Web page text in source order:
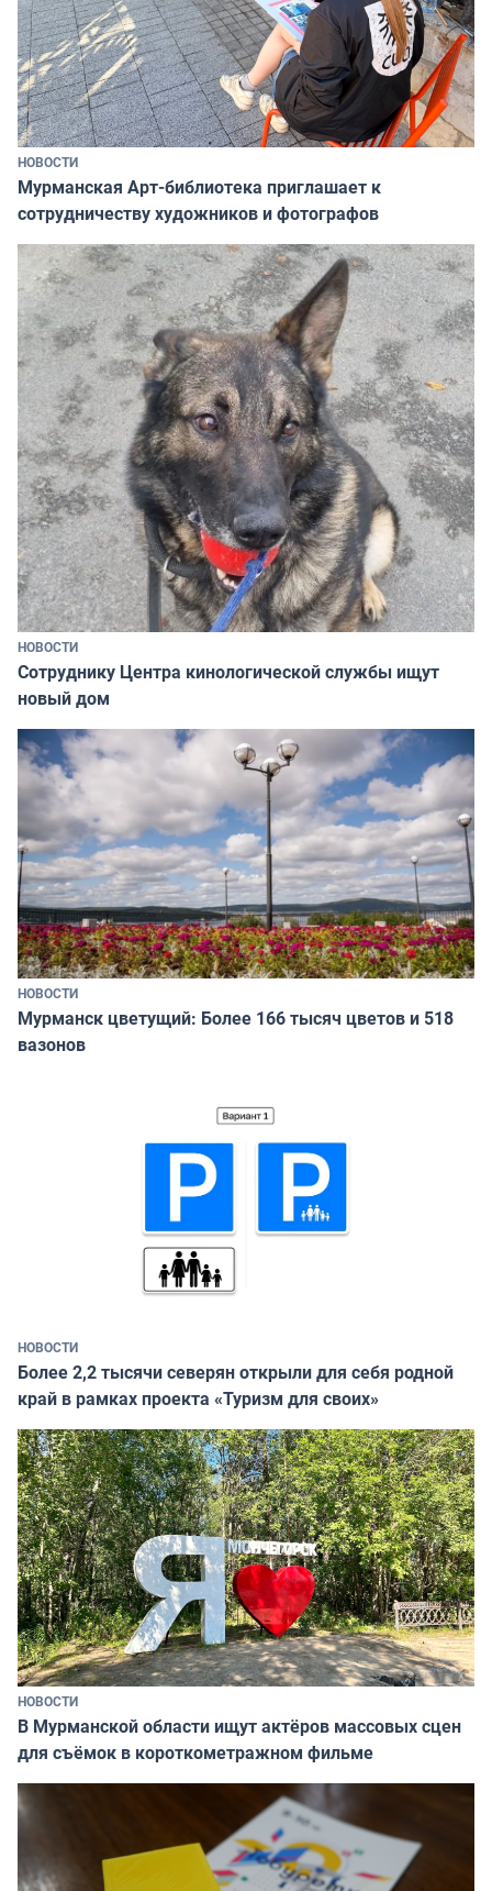
НОВОСТИ
Мурманская Арт-библиотека приглашает к
сотрудничеству художников и фотографов
НОВОСТИ
Сотруднику Центра кинологической службы ищут
новый дом
НОВОСТИ
Мурманск цветущий: Более 166 тысяч цветов и 518
вазонов
НОВОСТИ
Более 2,2 тысячи северян открыли для себя родной
край в рамках проекта «Туризм для своих»
НОВОСТИ
В Мурманской области ищут актёров массовых сцен
для съёмок в короткометражном фильме